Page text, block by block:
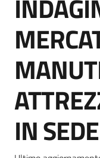
di
Supporto
IN